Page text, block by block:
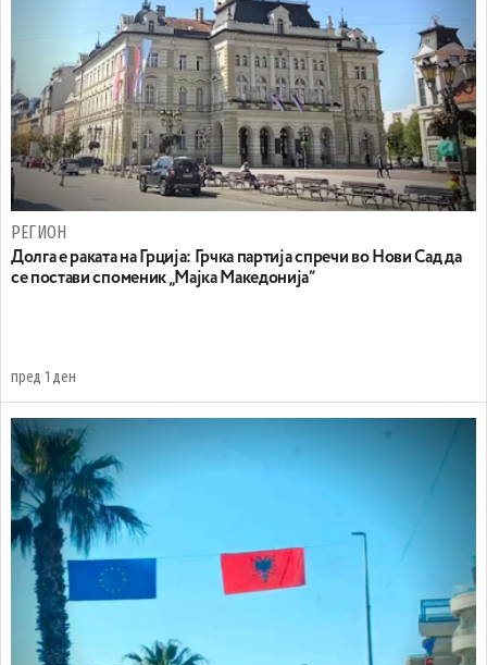
РЕГИОН
Долга е раката на Грција: Грчка партија спречи во Нови Сад да
се постави споменик „Мајка Македонија“
пред 1 ден